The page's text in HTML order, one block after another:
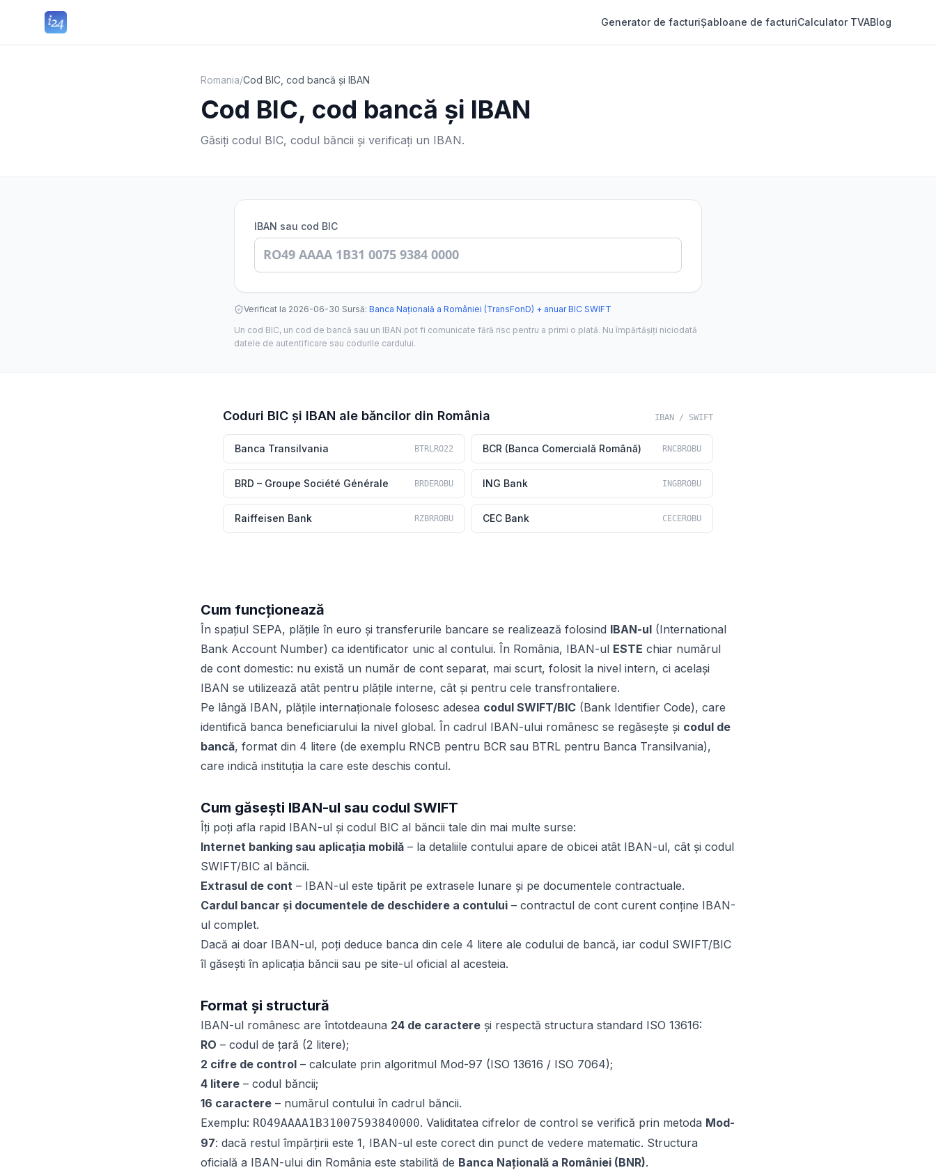
Generator de facturiȘabloane de facturiCalculator TVABlog
Romania/Cod BIC, cod bancă și IBAN
Cod BIC, cod bancă și IBAN
Găsiți codul BIC, codul băncii și verificați un IBAN.
IBAN sau cod BIC
Verificat la 2026-06-30·Sursă: Banca Națională a României (TransFonD) + anuar BIC SWIFT
Un cod BIC, un cod de bancă sau un IBAN pot fi comunicate fără risc pentru a primi o plată. Nu împărtășiți niciodată
datele de autentificare sau codurile cardului.
Coduri BIC și IBAN ale băncilor din România IBAN / SWIFT
Banca Transilvania BTRLRO22 BCR (Banca Comercială Română) RNCBROBU
BRD – Groupe Société Générale BRDEROBU ING Bank INGBROBU
Raiffeisen Bank RZBRROBU CEC Bank CECEROBU
Cum funcționează
În spațiul SEPA, plățile în euro și transferurile bancare se realizează folosind IBAN-ul (International
Bank Account Number) ca identificator unic al contului. În România, IBAN-ul ESTE chiar numărul
de cont domestic: nu există un număr de cont separat, mai scurt, folosit la nivel intern, ci același
IBAN se utilizează atât pentru plățile interne, cât și pentru cele transfrontaliere.
Pe lângă IBAN, plățile internaționale folosesc adesea codul SWIFT/BIC (Bank Identifier Code), care
identifică banca beneficiarului la nivel global. În cadrul IBAN-ului românesc se regăsește și codul de
bancă, format din 4 litere (de exemplu RNCB pentru BCR sau BTRL pentru Banca Transilvania),
care indică instituția la care este deschis contul.
Cum găsești IBAN-ul sau codul SWIFT
Îți poți afla rapid IBAN-ul și codul BIC al băncii tale din mai multe surse:
Internet banking sau aplicația mobilă – la detaliile contului apare de obicei atât IBAN-ul, cât și codul
SWIFT/BIC al băncii.
Extrasul de cont – IBAN-ul este tipărit pe extrasele lunare și pe documentele contractuale.
Cardul bancar și documentele de deschidere a contului – contractul de cont curent conține IBAN-
ul complet.
Dacă ai doar IBAN-ul, poți deduce banca din cele 4 litere ale codului de bancă, iar codul SWIFT/BIC
îl găsești în aplicația băncii sau pe site-ul oficial al acesteia.
Format și structură
IBAN-ul românesc are întotdeauna 24 de caractere și respectă structura standard ISO 13616:
RO – codul de țară (2 litere);
2 cifre de control – calculate prin algoritmul Mod-97 (ISO 13616 / ISO 7064);
4 litere – codul băncii;
16 caractere – numărul contului în cadrul băncii.
Exemplu: RO49AAAA1B31007593840000. Validitatea cifrelor de control se verifică prin metoda Mod-
97: dacă restul împărțirii este 1, IBAN-ul este corect din punct de vedere matematic. Structura
oficială a IBAN-ului din România este stabilită de Banca Națională a României (BNR).